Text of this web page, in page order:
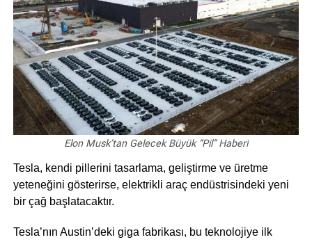
Elon Musk’tan Gelecek Büyük “Pil” Haberi
Tesla, kendi pillerini tasarlama, geliştirme ve üretme
yeteneğini gösterirse, elektrikli araç endüstrisindeki yeni
bir çağ başlatacaktır.
Tesla’nın Austin’deki giga fabrikası, bu teknolojiye ilk